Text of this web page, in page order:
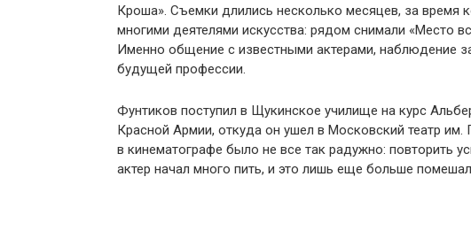
Кроша». Съемки длились несколько месяцев, за время
многими деятелями искусства: рядом снимали «Место
Именно общение с известными актерами, наблюдение
будущей профессии.
Фунтиков поступил в Щукинское училище на курс
Красной Армии, откуда он ушел в Московский театр
в кинематографе было не все так радужно: повторить
актер начал много пить, и это лишь еще больше